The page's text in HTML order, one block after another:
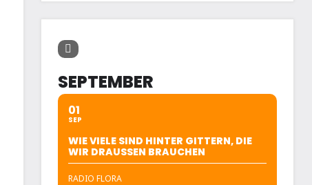
SEPTEMBER
01
SEP
WIE VIELE SIND HINTER GITTERN, DIE
WIR DRAUSSEN BRAUCHEN
RADIO FLORA